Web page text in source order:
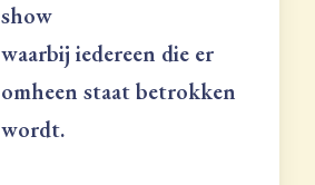
show
waarbij iedereen die er
omheen staat betrokken
wordt.